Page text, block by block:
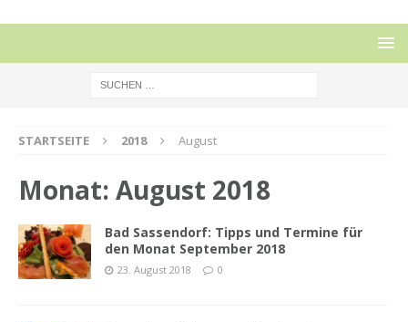
STARTSEITE 2018 August
Monat: August 2018
Bad Sassendorf: Tipps und Termine für
den Monat September 2018
23. August 2018 0